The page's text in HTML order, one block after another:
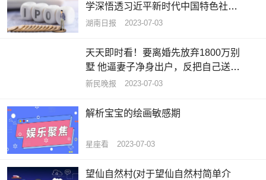
学深悟透习近平新时代中国特色社会
主义思想之六 热头条
湖南日报 2023-07-03
天天即时看！要离婚先放弃1800万别
墅 他逼妻子净身出户，反把自己送进
班房
新民晚报 2023-07-03
解析宝宝的绘画敏感期
星座看 2023-07-03
望仙自然村(对于望仙自然村简单介